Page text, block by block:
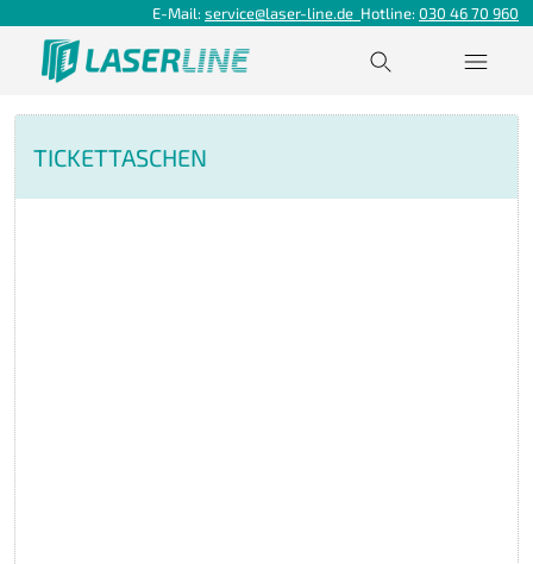
E-Mail: service@laser-line.de Hotline: 030 46 70 960
TICKETTASCHEN